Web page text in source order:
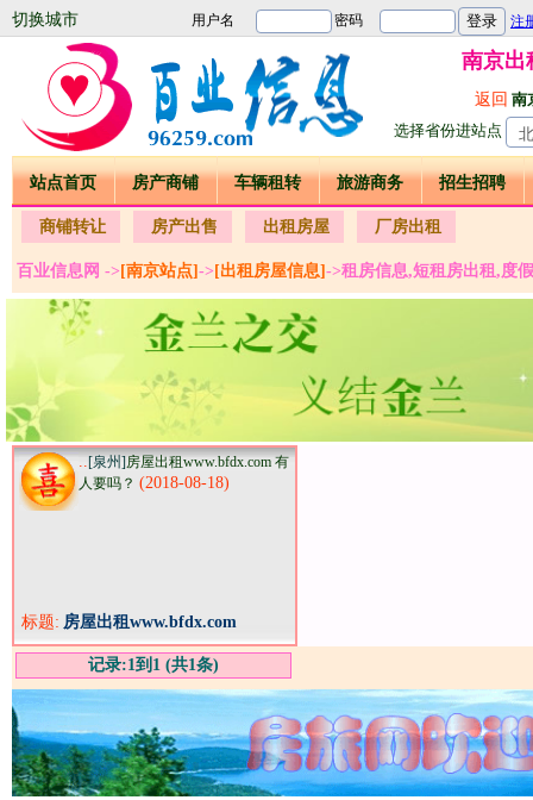
切换城市
南京出
返回 南
选择省份进站点
站点首页 房产商铺 车辆租转 旅游商务 招生招聘
商铺转让 房产出售 出租房屋 厂房出租
百业信息网 -> [南京站点] -> [出租房屋信息] ->租房信息,短租房出租,度
..[泉州]房屋出租www.bfdx.com 有
人要吗？ (2018-08-18)
标题: 房屋出租www.bfdx.com
记录:1到1 (共1条)